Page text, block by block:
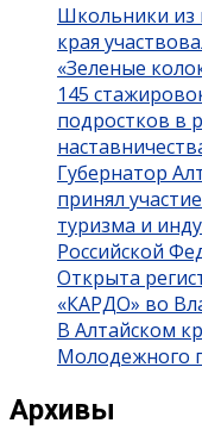
Школьники из
края
«Зеленые
145
подростков в
Губернатор
принял
туризма и
Российской
Открыта
«КАРДО» во
В Алтайском
Молодежного
Архивы